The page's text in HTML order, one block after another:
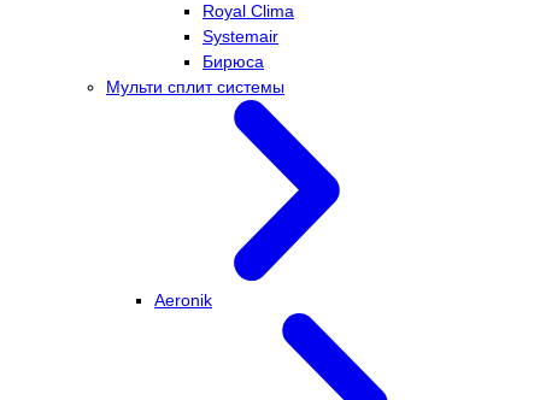
Royal Clima
Systemair
Бирюса
Мульти сплит системы
Aeronik